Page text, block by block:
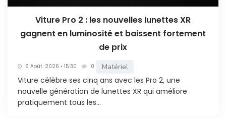
Viture Pro 2 : les nouvelles lunettes XR
gagnent en luminosité et baissent fortement
de prix
6 Août. 2026 • 15:30 0 Matériel
Viture célèbre ses cinq ans avec les Pro 2, une
nouvelle génération de lunettes XR qui améliore
pratiquement tous les...